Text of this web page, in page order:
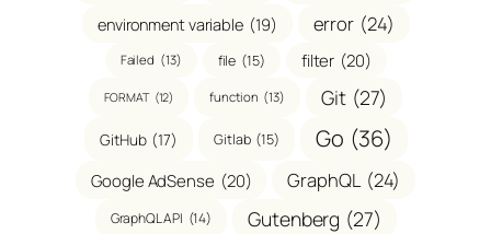
environment variable (19) error (24)
Failed (13) file (15) filter (20)
FORMAT (12) function (13) Git (27)
GitHub (17) Gitlab (15) Go (36)
Google AdSense (20) GraphQL (24)
GraphQL API (14) Gutenberg (27)